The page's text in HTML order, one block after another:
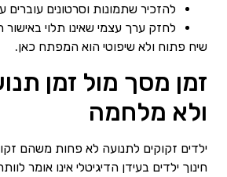
להזכיר שתמונות וסרטונים עוברים
לחזק ערך עצמי שאינו תלוי באישור
שיח פתוח ולא שיפוטי הוא המפתח כאן.
זמן מסך מול זמן
ולא מלחמה
ילדים זקוקים לתנועה לא פחות משהם
חינוך ילדים בעידן הדיגיטלי אינו אומר